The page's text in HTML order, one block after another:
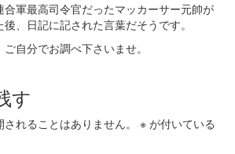
合軍最高司令官だったマッカーサー元帥が
、日記に記された言葉だそうです。
自分でお調べ下さいませ。
す
れることはありません。 ※ が付いている